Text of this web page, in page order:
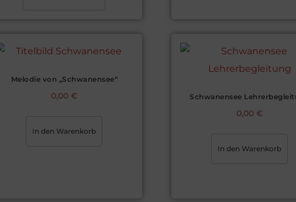
Melodie von „Schwanensee“
0,00 €
In den Warenkorb
Schwanensee
0,00 €
In den Warenkorb